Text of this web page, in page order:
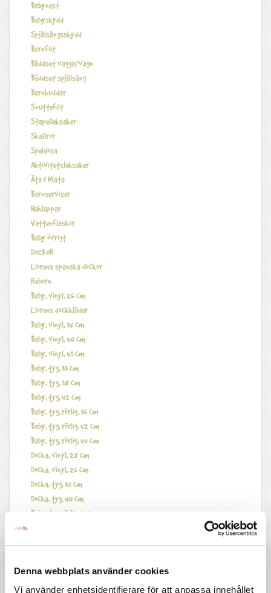
Denna webbplats använder cookies
Vi använder enhetsidentifierare för att anpassa innehållet
Babynest
Babyskydd
Spjälsängsskydd
Barnfilt
Bäddset vagga/vagn
Bäddset spjälsäng
Barnkuddar
Snuttefilt
Stapelleksaker
Skallror
Speldosa
Aktivitetsleksaker
Äta & Mata
Barnserviser
Haklappar
Vattenflaskor
Baby övrigt
DOCKOR
Llorens spanska dockor
Reborn
Baby, vinyl, 26 cm
Llorens dockkläder
Baby, vinyl, 35 cm
Baby, vinyl, 40 cm
Baby, vinyl, 43 cm
Baby, tyg, 33 cm
Baby, tyg, 38 cm
Baby, tyg, 42 cm
Baby, tyg, rörlig, 36 cm
Baby, tyg, rörlig, 42 cm
Baby, tyg, rörlig, 44 cm
Docka, vinyl, 28 cm
Docka, vinyl, 26 cm
Docka, tyg, 35 cm
Docka, tyg, 40 cm
Baby, tyg, rörlig, 31 cm
Rubens barn
Mini Ecobuds